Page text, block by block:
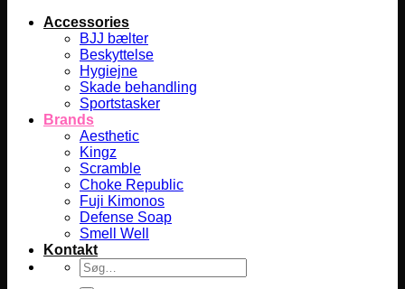
Accessories
BJJ bælter
Beskyttelse
Hygiejne
Skade behandling
Sportstasker
Brands
Aesthetic
Kingz
Scramble
Choke Republic
Fuji Kimonos
Defense Soap
Smell Well
Kontakt
Søg
efter: